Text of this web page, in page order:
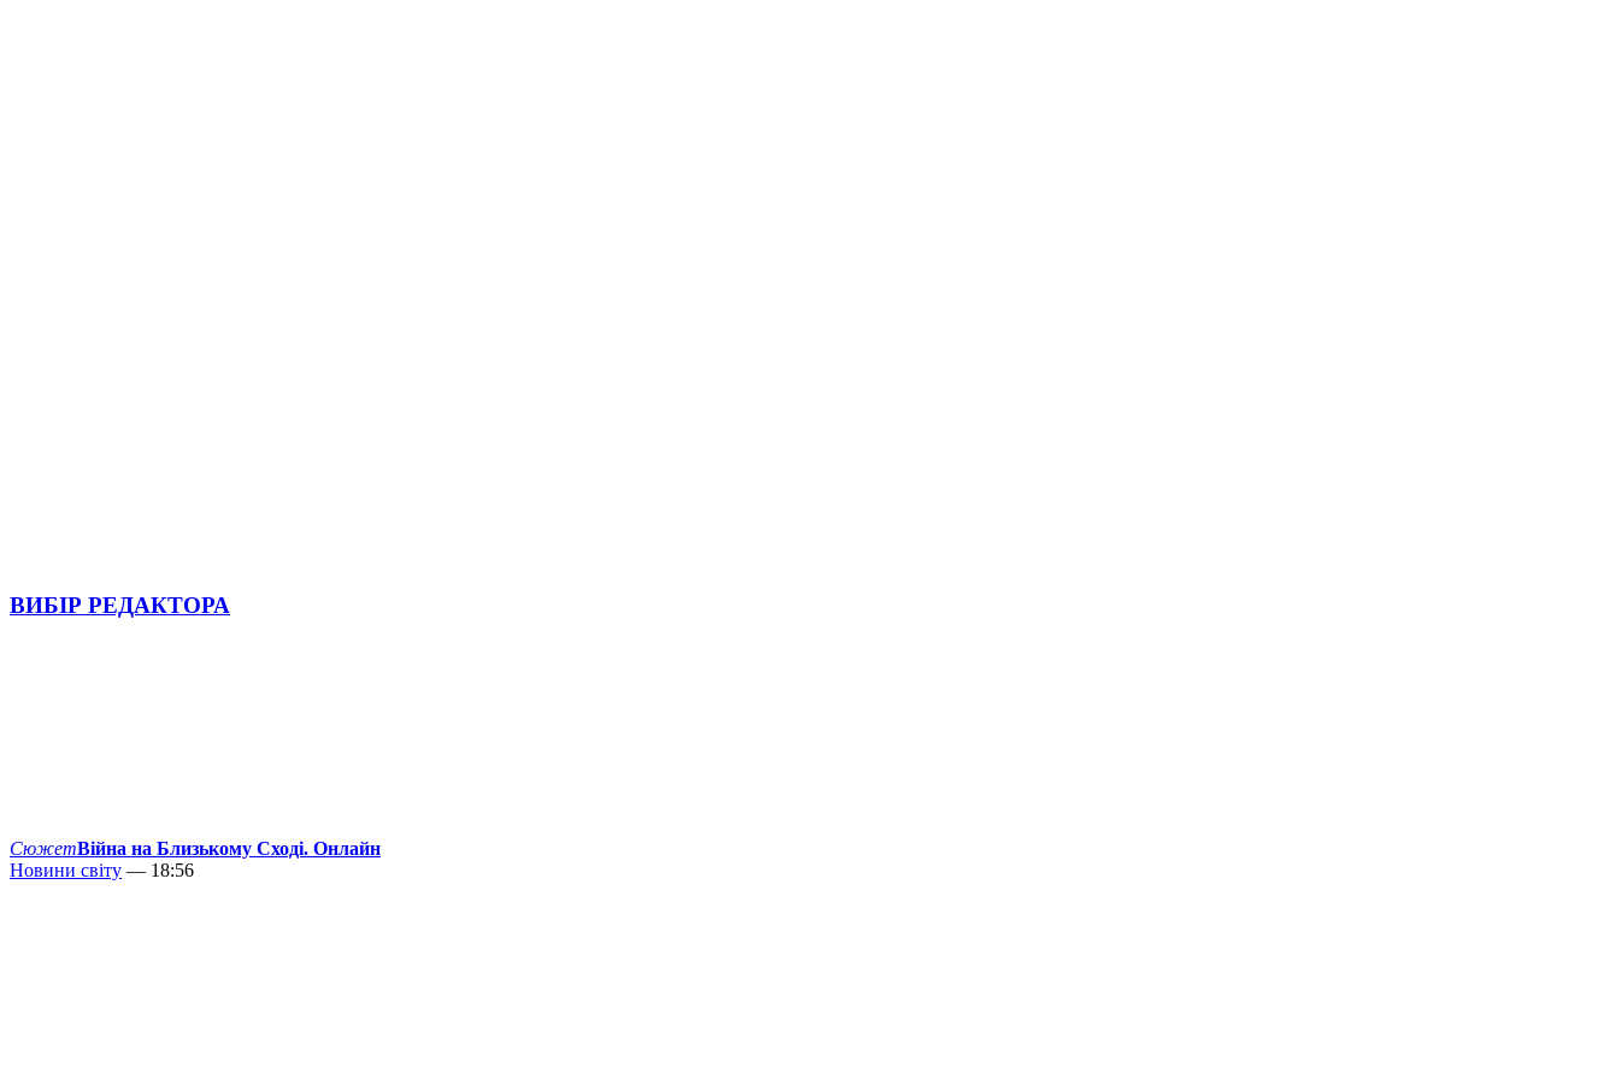
ВИБІР РЕДАКТОРА
СюжетВійна на Близькому Сході. Онлайн
Новини світу — 18:56